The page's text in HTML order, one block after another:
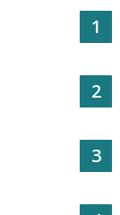
1
2
3